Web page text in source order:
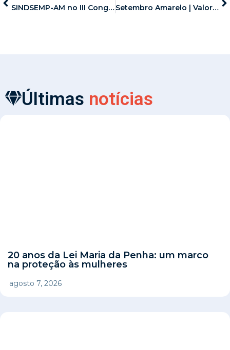
SINDSEMP-AM no III Congresso Nacional dos Agentes de Polícia Judicial da AGEPOLJUS Setembro Amarelo | Valorização da Vida
Últimas notícias
20 anos da Lei Maria da Penha: um marco
na proteção às mulheres
agosto 7, 2026